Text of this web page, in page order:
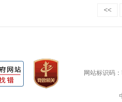
<<
网站标识码